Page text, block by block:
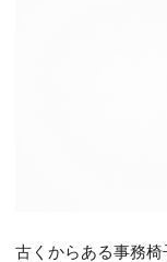
古くからある事務